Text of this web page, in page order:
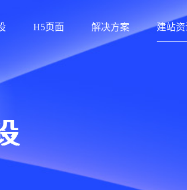
H5页面 解决方案 建站资